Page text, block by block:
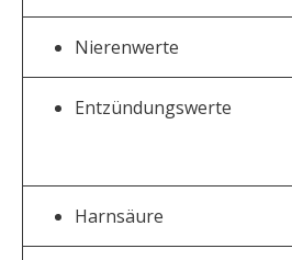
Nierenwerte
Entzündungswerte
Harnsäure